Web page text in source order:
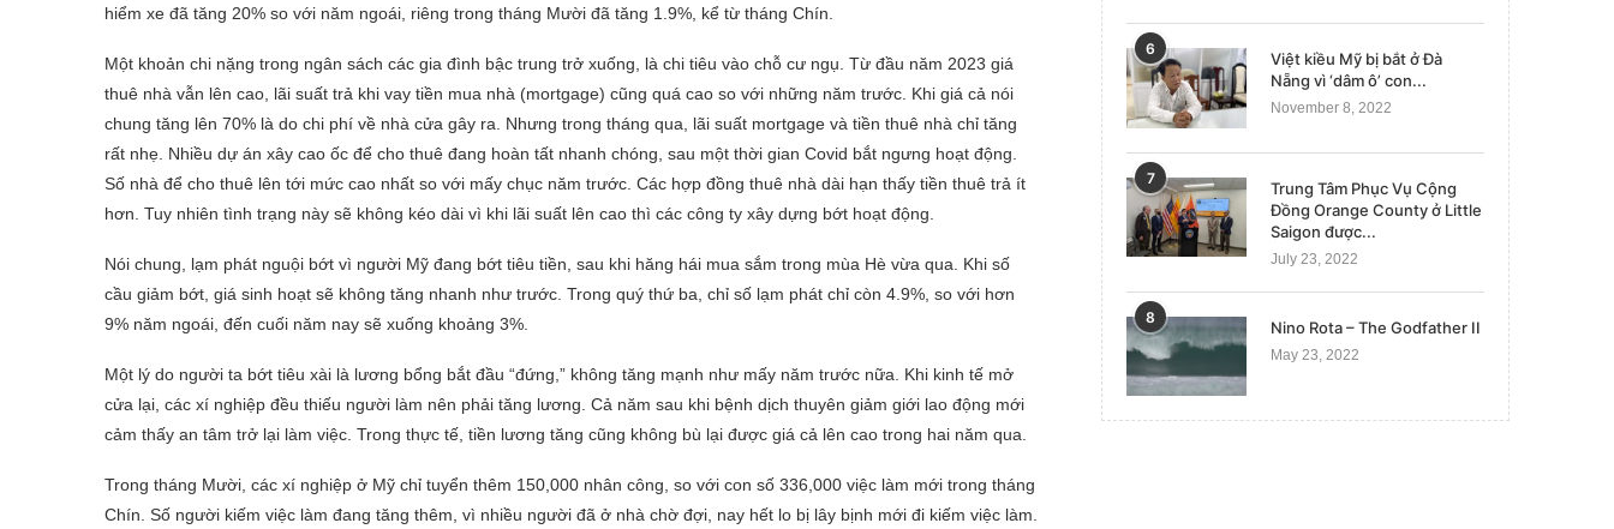
hiểm xe đã tăng 20% so với năm ngoái, riêng trong tháng Mười đã tăng 1.9%, kể từ tháng Chín.
Một khoản chi nặng trong ngân sách các gia đình bậc trung trở xuống, là chi tiêu vào chỗ cư ngụ. Từ đầu năm 2023 giá
thuê nhà vẫn lên cao, lãi suất trả khi vay tiền mua nhà (mortgage) cũng quá cao so với những năm trước. Khi giá cả nói
chung tăng lên 70% là do chi phí về nhà cửa gây ra. Nhưng trong tháng qua, lãi suất mortgage và tiền thuê nhà chỉ tăng
rất nhẹ. Nhiều dự án xây cao ốc để cho thuê đang hoàn tất nhanh chóng, sau một thời gian Covid bắt ngưng hoạt động.
Số nhà để cho thuê lên tới mức cao nhất so với mấy chục năm trước. Các hợp đồng thuê nhà dài hạn thấy tiền thuê trả ít
hơn. Tuy nhiên tình trạng này sẽ không kéo dài vì khi lãi suất lên cao thì các công ty xây dựng bớt hoạt động.
Nói chung, lạm phát nguội bớt vì người Mỹ đang bớt tiêu tiền, sau khi hăng hái mua sắm trong mùa Hè vừa qua. Khi số
cầu giảm bớt, giá sinh hoạt sẽ không tăng nhanh như trước. Trong quý thứ ba, chỉ số lạm phát chỉ còn 4.9%, so với hơn
9% năm ngoái, đến cuối năm nay sẽ xuống khoảng 3%.
Một lý do người ta bớt tiêu xài là lương bổng bắt đầu “đứng,” không tăng mạnh như mấy năm trước nữa. Khi kinh tế mở
cửa lại, các xí nghiệp đều thiếu người làm nên phải tăng lương. Cả năm sau khi bệnh dịch thuyên giảm giới lao động mới
cảm thấy an tâm trở lại làm việc. Trong thực tế, tiền lương tăng cũng không bù lại được giá cả lên cao trong hai năm qua.
Trong tháng Mười, các xí nghiệp ở Mỹ chỉ tuyển thêm 150,000 nhân công, so với con số 336,000 việc làm mới trong tháng
Chín. Số người kiếm việc làm đang tăng thêm, vì nhiều người đã ở nhà chờ đợi, nay hết lo bị lây bịnh mới đi kiếm việc làm.
6
Việt kiều Mỹ bị bắt ở Đà
Nẵng vì ‘dâm ô’ con...
November 8, 2022
7
Trung Tâm Phục Vụ Cộng
Đồng Orange County ở Little
Saigon được...
July 23, 2022
8
Nino Rota – The Godfather II
May 23, 2022